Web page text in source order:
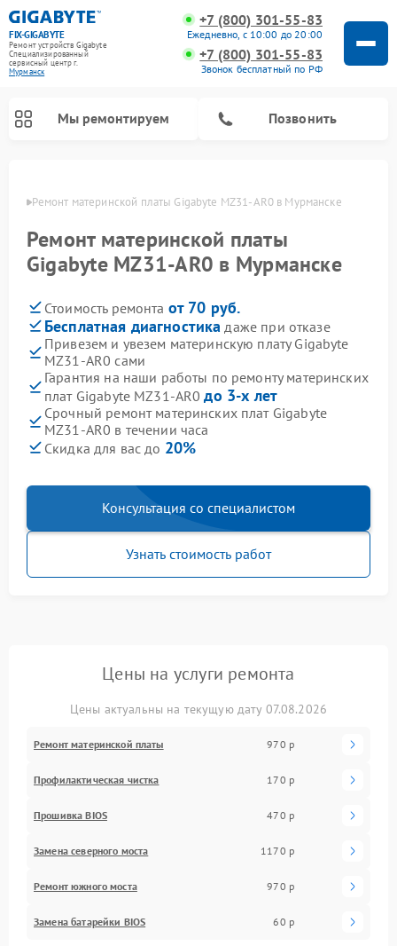
FIX-GIGABYTE
Ремонт устройств Gigabyte
Специализированный
cервисный центр г.
Мурманск
+7 (800) 301-55-83
Ежедневно, с 10:00 до 20:00
+7 (800) 301-55-83
Звонок бесплатный по РФ
Мы ремонтируем Позвонить
Ремонт материнской платы Gigabyte MZ31-AR0 в Мурманске
Ремонт материнской платы
Gigabyte MZ31-AR0 в Мурманске
Стоимость ремонта от 70 руб.
Бесплатная диагностика даже при отказе
Привезем и увезем материнскую плату Gigabyte
MZ31-AR0 сами
Гарантия на наши работы по ремонту материнских
плат Gigabyte MZ31-AR0до 3-х лет
Срочный ремонт материнских плат Gigabyte
MZ31-AR0 в течении часа
Скидка для вас до 20%
Консультация со специалистом
Узнать стоимость работ
Цены на услуги ремонта
Цены актуальны на текущую дату 07.08.2026
Ремонт материнской платы 970 р
Профилактическая чистка 170 р
Прошивка BIOS 470 р
Замена северного моста 1170 р
Ремонт южного моста 970 р
Замена батарейки BIOS 60 р